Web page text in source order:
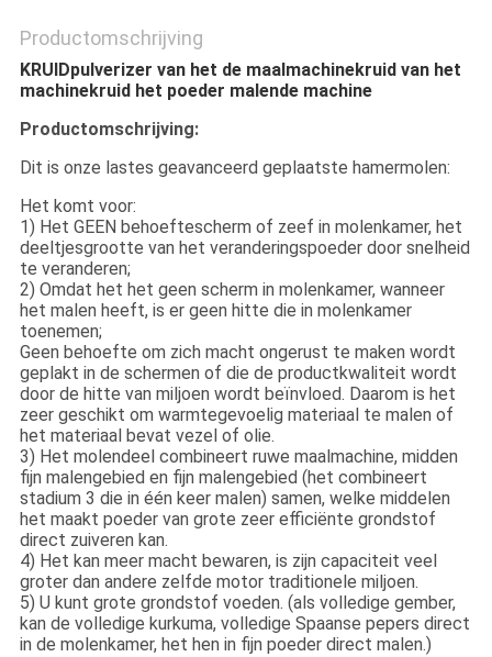
Productomschrijving
KRUIDpulverizer van het de maalmachinekruid van het
machinekruid het poeder malende machine
Productomschrijving:
Dit is onze lastes geavanceerd geplaatste hamermolen:
Het komt voor:
1) Het GEEN behoeftescherm of zeef in molenkamer, het
deeltjesgrootte van het veranderingspoeder door snelheid
te veranderen;
2) Omdat het het geen scherm in molenkamer, wanneer
het malen heeft, is er geen hitte die in molenkamer
toenemen;
Geen behoefte om zich macht ongerust te maken wordt
geplakt in de schermen of die de productkwaliteit wordt
door de hitte van miljoen wordt beïnvloed. Daarom is het
zeer geschikt om warmtegevoelig materiaal te malen of
het materiaal bevat vezel of olie.
3) Het molendeel combineert ruwe maalmachine, midden
fijn malengebied en fijn malengebied (het combineert
stadium 3 die in één keer malen) samen, welke middelen
het maakt poeder van grote zeer efficiënte grondstof
direct zuiveren kan.
4) Het kan meer macht bewaren, is zijn capaciteit veel
groter dan andere zelfde motor traditionele miljoen.
5) U kunt grote grondstof voeden. (als volledige gember,
kan de volledige kurkuma, volledige Spaanse pepers direct
in de molenkamer, het hen in fijn poeder direct malen.)